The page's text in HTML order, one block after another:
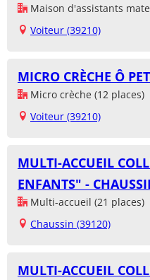
Maison d'assistants
Voiteur (39210)
MICRO CRÈCHE Ô
Micro crèche (12 places)
Voiteur (39210)
MULTI-ACCUEIL
ENFANTS" -
Multi-accueil (21 places)
Chaussin (39120)
MULTI-ACCUEIL